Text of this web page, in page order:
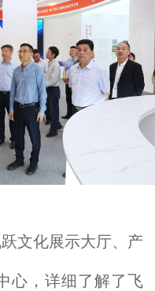
文化展示大厅、产
心，详细了解了飞